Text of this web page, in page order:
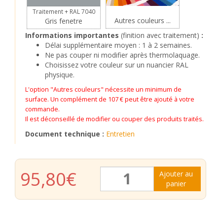
Traitement + RAL 7040
Gris fenetre
Autres couleurs ...
Informations importantes (finition avec traitement) :
Délai supplémentaire moyen : 1 à 2 semaines.
Ne pas couper ni modifier après thermolaquage.
Choisissez votre couleur sur un nuancier RAL
physique.
L'option "Autres couleurs" nécessite un minimum de
surface. Un complément de 107 € peut être ajouté à votre
commande.
Il est déconseillé de modifier ou couper des produits traités.
Document technique : Entretien
95,80€
Ajouter au
panier
Grille
de